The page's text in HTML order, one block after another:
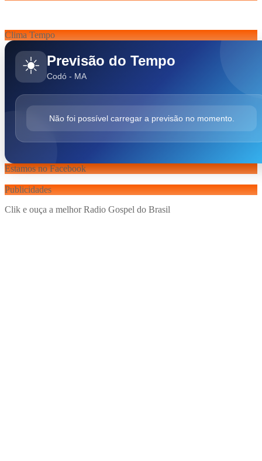
Clima Tempo
☀️ Previsão do Tempo
Codó - MA
Não foi possível carregar a previsão no momento.
Estamos no Facebook
Publicidades
Clik e ouça a melhor Radio Gospel do Brasil